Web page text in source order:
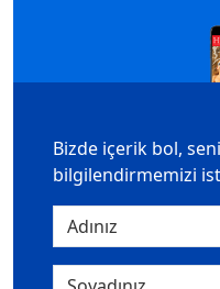
Bizde içerik bol,
bilgilendirmemizi